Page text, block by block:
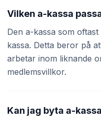
Vilken a-kassa
Den a-kassa som
kassa. Detta beror på
arbetar inom liknande
medlemsvillkor.
Kan jag byta a-